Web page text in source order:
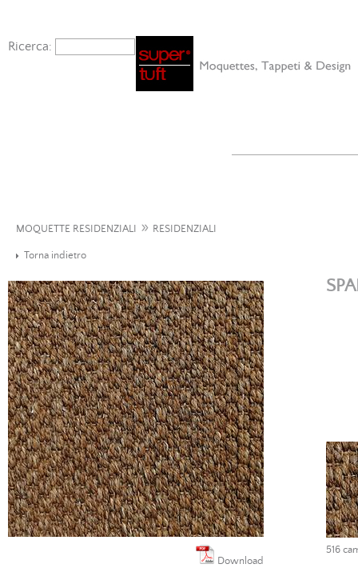
Ricerca:
MOQUETTE RESIDENZIALI » RESIDENZIALI
Torna indietro
516
Download